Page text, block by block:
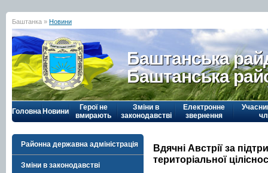
Баштанка » Новини
Баштанська
Баштанська
Головна Новини
Герої не
вмирають
Зміни в
законодавстві
Електронне
звернення
Районна державна адміністрація
Зміни в законодавстві
Вдячні Австрії за
територіальної